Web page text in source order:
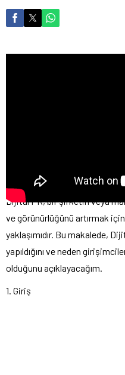
Dijital PR, bir şirketin veya
ve görünürlüğünü artırmak
yaklaşımıdır. Bu makalede,
yapıldığını ve neden
olduğunu açıklayacağım.
1. Giriş